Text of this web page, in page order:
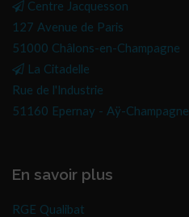
Centre Jacquesson
127 Avenue de Paris
51000 Châlons-en-Champagne
La Citadelle
Rue de l'Industrie
51160 Epernay - Aÿ-Champagne
En savoir plus
RGE Qualibat